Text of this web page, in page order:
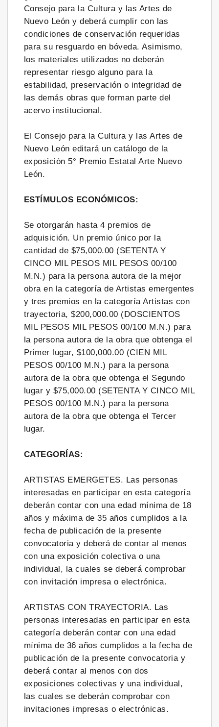
Consejo para la Cultura y las Artes de
Nuevo León y deberá cumplir con las
condiciones de conservación requeridas
para su resguardo en bóveda. Asimismo,
los materiales utilizados no deberán
representar riesgo alguno para la
estabilidad, preservación o integridad de
las demás obras que forman parte del
acervo institucional.
El Consejo para la Cultura y las Artes de
Nuevo León editará un catálogo de la
exposición 5° Premio Estatal Arte Nuevo
León.
ESTÍMULOS ECONÓMICOS:
Se otorgarán hasta 4 premios de
adquisición. Un premio único por la
cantidad de $75,000.00 (SETENTA Y
CINCO MIL PESOS MIL PESOS 00/100
M.N.) para la persona autora de la mejor
obra en la categoría de Artistas emergentes
y tres premios en la categoría Artistas con
trayectoria, $200,000.00 (DOSCIENTOS
MIL PESOS MIL PESOS 00/100 M.N.) para
la persona autora de la obra que obtenga el
Primer lugar, $100,000.00 (CIEN MIL
PESOS 00/100 M.N.) para la persona
autora de la obra que obtenga el Segundo
lugar y $75,000.00 (SETENTA Y CINCO MIL
PESOS 00/100 M.N.) para la persona
autora de la obra que obtenga el Tercer
lugar.
CATEGORÍAS:
ARTISTAS EMERGETES. Las personas
interesadas en participar en esta categoría
deberán contar con una edad mínima de 18
años y máxima de 35 años cumplidos a la
fecha de publicación de la presente
convocatoria y deberá de contar al menos
con una exposición colectiva o una
individual, la cuales se deberá comprobar
con invitación impresa o electrónica.
ARTISTAS CON TRAYECTORIA. Las
personas interesadas en participar en esta
categoría deberán contar con una edad
mínima de 36 años cumplidos a la fecha de
publicación de la presente convocatoria y
deberá contar al menos con dos
exposiciones colectivas y una individual,
las cuales se deberán comprobar con
invitaciones impresas o electrónicas.